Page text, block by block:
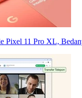
Pixel 11 Pro XL,